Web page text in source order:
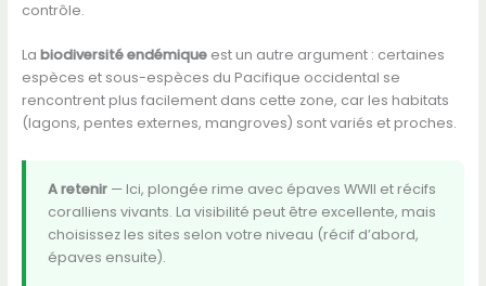
contrôle.
La biodiversité endémiqueest un autre argument : certaines
espèces et sous-espèces du Pacifique occidental se
rencontrent plus facilement dans cette zone, car les habitats
(lagons, pentes externes, mangroves) sont variés et proches.
A retenir— Ici, plongée rime avec épaves WWII et récifs
coralliens vivants. La visibilité peut être excellente, mais
choisissez les sites selon votre niveau (récif d’abord,
épaves ensuite).